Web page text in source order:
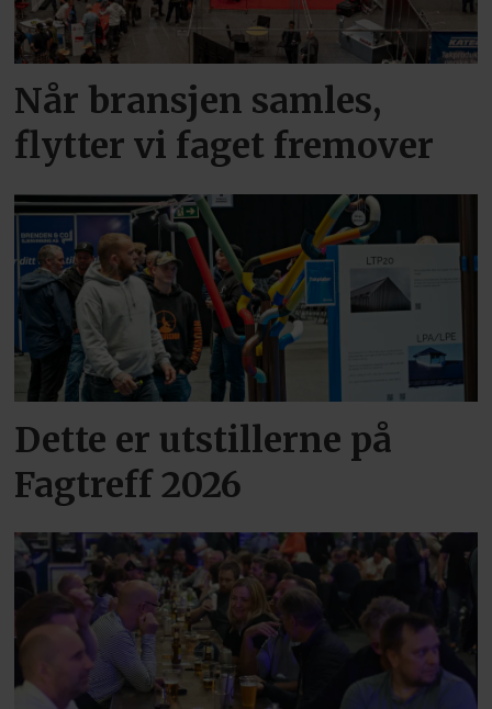
Når bransjen samles,
flytter vi faget fremover
Dette er utstillerne på
Fagtreff 2026